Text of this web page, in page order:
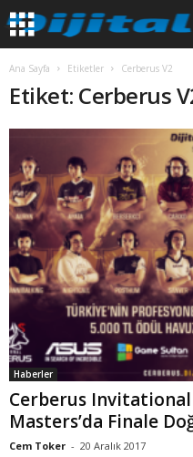
Ana Sayfa Etiketler Cerberus V2
Etiket: Cerberus
Haberler
Cerberus
Masters’da Finale
Cem Toker - 20 Aralık 2017